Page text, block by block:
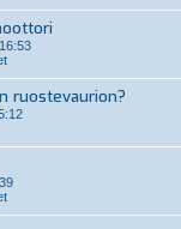
ruostevaurion?